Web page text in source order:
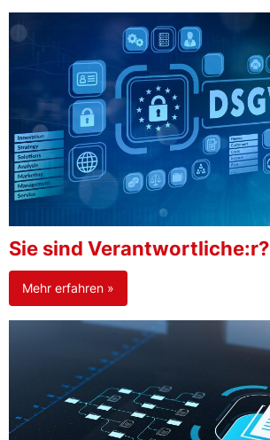
Sie sind Verantwortliche:r?
Mehr erfahren »